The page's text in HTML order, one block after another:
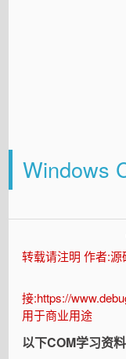
Windows
转载请注明 作者:
接:https://
用于商业用途
以下COM学习资